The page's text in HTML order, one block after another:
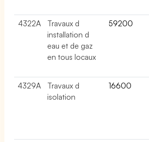
4322A
Travaux d
installation d
eau et de gaz
en tous locaux
59200
4329A
Travaux d
isolation
16600